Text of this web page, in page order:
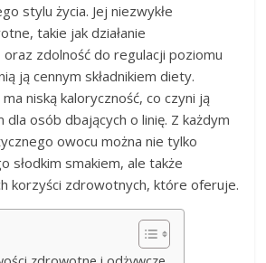
stylu życia. Jej niezwykłe
takie jak działanie
zdolność do regulacji poziomu
ją cennym składnikiem diety.
niską kaloryczność, co czyni ją
osób dbających o linię. Z każdym
owocu można nie tylko
słodkim smakiem, ale także
korzyści zdrowotnych, które oferuje.